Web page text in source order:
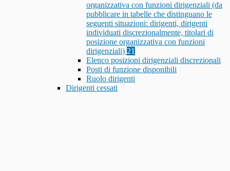
organizzativa con funzioni dirigenziali (da
pubblicare in tabelle che distinguano le
seguenti situazioni: dirigenti, dirigenti
individuati discrezionalmente, titolari di
posizione organizzativa con funzioni
dirigenziali) 21
Elenco posizioni dirigenziali discrezionali
Posti di funzione disponibili
Ruolo dirigenti
Dirigenti cessati